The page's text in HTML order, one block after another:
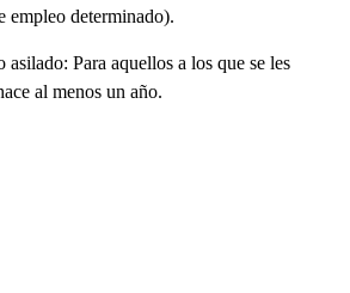
empleo determinado).
asilado: Para aquellos a los que se les
al menos un año.